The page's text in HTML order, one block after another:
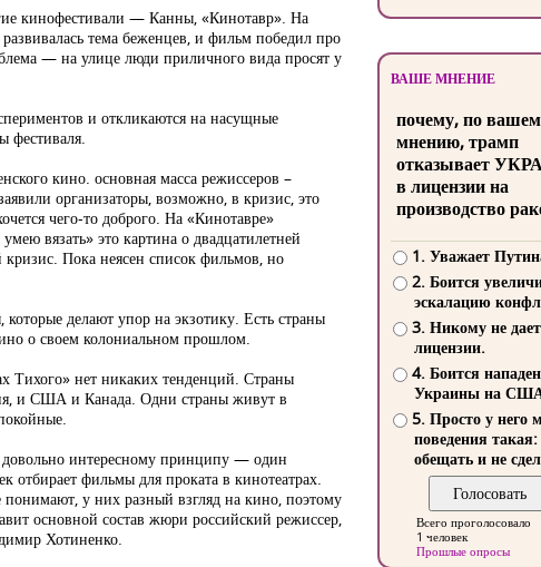
кинофестивали — Канны, «Кинотавр». На
тема беженцев, и фильм победил про
— на улице люди приличного вида просят у
и откликаются на насущные
фестиваля.
кино. основная масса режиссеров –
организаторы, возможно, в кризис, это
чего-то доброго. На «Кинотавре»
вязать» это картина о двадцатилетней
Пока неясен список фильмов, но
делают упор на экзотику. Есть страны
о своем колониальном прошлом.
Тихого» нет никаких тенденций. Страны
и США и Канада. Одни страны живут в
интересному принципу — один
отбирает фильмы для проката в кинотеатрах.
у них разный взгляд на кино, поэтому
основной состав жюри российский режиссер,
Хотиненко.
ВАШЕ МНЕНИЕ
почему, по
мнению, трамп
отказывает
в лицензии на
производство
1. Уважает
2. Боится
эскалацию
3. Никому не
лицензии.
4. Боится
Украины на
5. Просто у него
поведения такая:
обещать и не
Всего проголосовало
1 человек
Прошлые опросы